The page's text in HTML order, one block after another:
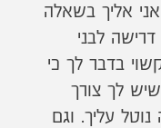
אני אליך בשאלה
לבני
בדבר לך כי
לך צורך
עליך. וגם